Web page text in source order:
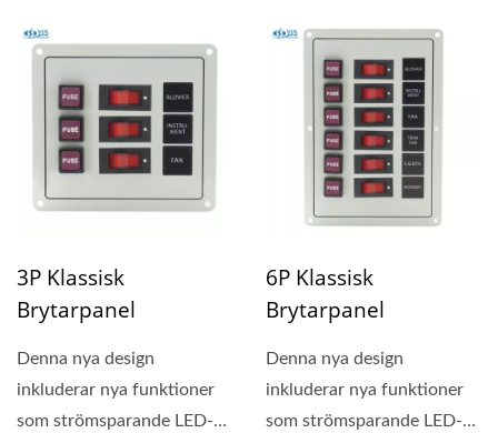
stycken...
stycken...
3P Klassisk
Brytarpanel
Denna nya design
inkluderar nya funktioner
som strömsparande LED-
6P Klassisk
Brytarpanel
Denna nya design
inkluderar nya funktioner
som strömsparande LED-